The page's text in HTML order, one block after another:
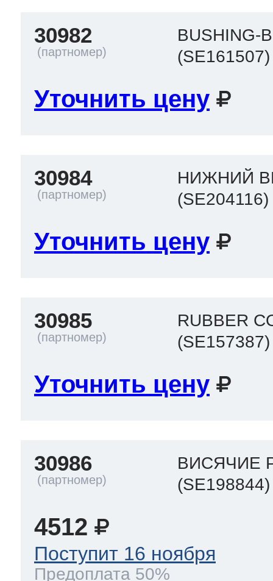
30982
BUSHING-
(SE161507)
Уточнить цену
30984
НИЖНИЙ
(SE204116)
Уточнить цену
30985
RUBBER
(SE157387)
Уточнить цену
30986
ВИСЯЧИЕ
(SE198844)
4512
Поступит 16 ноября
Предоплата 50%